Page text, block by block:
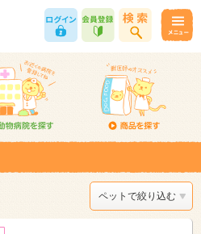
ペットで絞り込む